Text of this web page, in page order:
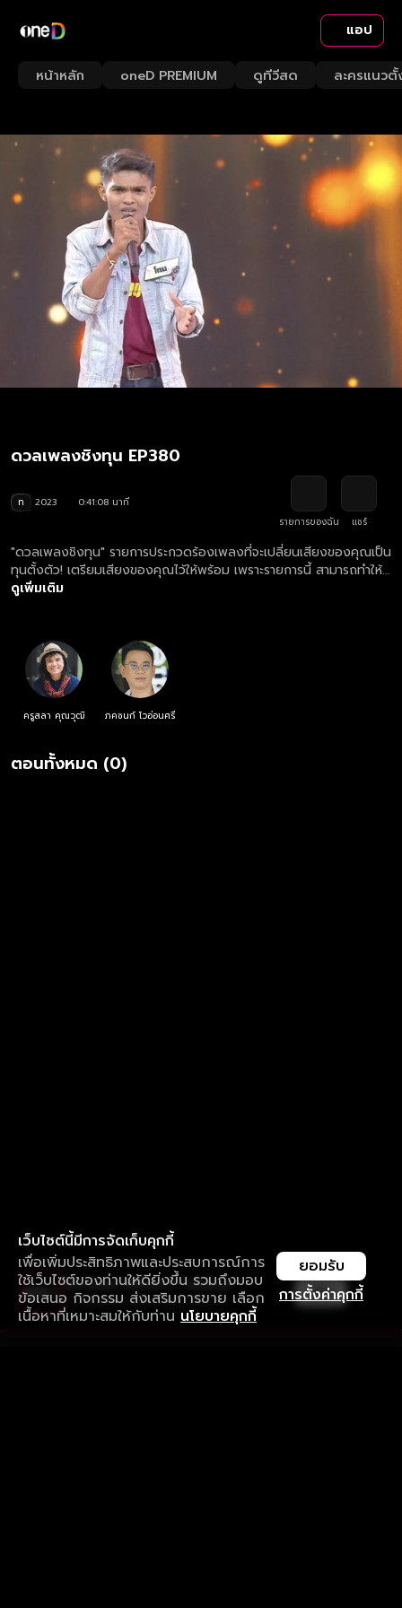
แอป
หน้าหลัก oneD PREMIUM ดูทีวีสด ละครแนวตั้
ดวลเพลงชิงทุน EP380
ท 2023
0:41:08 นาที
รายการของฉัน
แชร์
"ดวลเพลงชิงทุน" รายการประกวดร้องเพลงที่จะเปลี่ยนเสียงของคุณเป็น
ทุนตั้งตัว! เตรียมเสียงของคุณไว้ให้พร้อม เพราะรายการนี้ สามารถทำให้
เสียงของคุณต่อยอดอนาคตคุณได้!
ดูเพิ่มเติม
ครูสลา คุณวุฒิ ภคชนก์ โวอ่อนศรี
ตอนทั้งหมด (0)
เว็บไซต์นี้มีการจัดเก็บคุกกี้
เพื่อเพิ่มประสิทธิภาพและประสบการณ์การ
ใช้เว็บไซต์ของท่านให้ดียิ่งขึ้น รวมถึงมอบ
ข้อเสนอ กิจกรรม ส่งเสริมการขาย เลือก
เนื้อหาที่เหมาะสมให้กับท่าน นโยบายคุกกี้
การตั้งค่าคุกกี้
ยอมรับ
ใช้งานแอป ลื่นไหลกว่า ไม่มีสะดุด
ดาวน์โหลดแอปเพื่อการรับชมที่ดีกว่า เปิด